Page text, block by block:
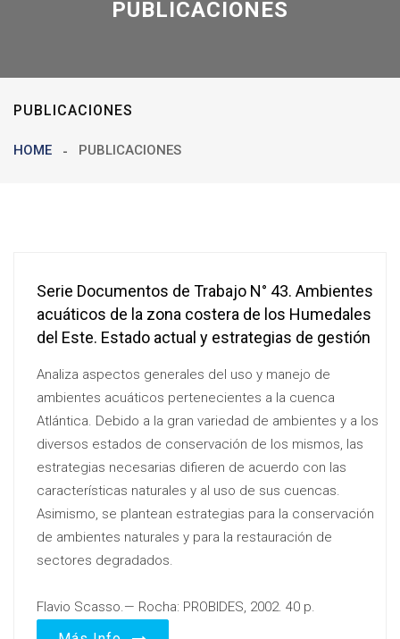
PUBLICACIONES
PUBLICACIONES
HOME PUBLICACIONES
Serie Documentos de Trabajo N° 43. Ambientes
acuáticos de la zona costera de los Humedales
del Este. Estado actual y estrategias de gestión
Analiza aspectos generales del uso y manejo de
ambientes acuáticos pertenecientes a la cuenca
Atlántica. Debido a la gran variedad de ambientes y a los
diversos estados de conservación de los mismos, las
estrategias necesarias difieren de acuerdo con las
características naturales y al uso de sus cuencas.
Asimismo, se plantean estrategias para la conservación
de ambientes naturales y para la restauración de
sectores degradados.
Flavio Scasso.— Rocha: PROBIDES, 2002. 40 p.